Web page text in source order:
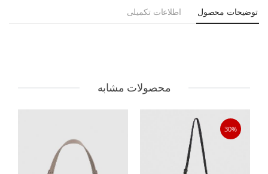
توضیحات محصول اطلاعات تکمیلی
محصولات مشابه
30%